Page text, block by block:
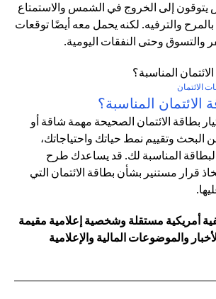
إلى الخروج في الشمس والاستمتاع
والترفيه. لكنه يحمل معه أيضًا توقعات
والتسوق وحتى النفقات اليومية.
الائتمان
الائتمان المناسبة؟
بطاقة الائتمان الصحيحة مهمة شاقة أو
البحث وتقييم نمط حياتك واحتياجاتك،
المناسبة لك. قد يساعدك طرح
قرار مستنير بشأن بطاقة الائتمان التي
أمريكية مستقلة وشخصية إعلامية مقيمة
والموضوعات المالية والإعلامية